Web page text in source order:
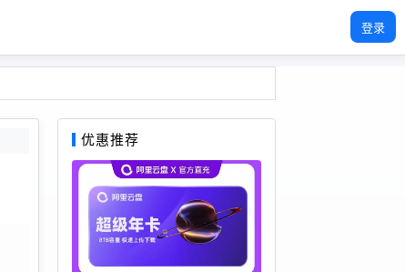
登录
优惠推荐